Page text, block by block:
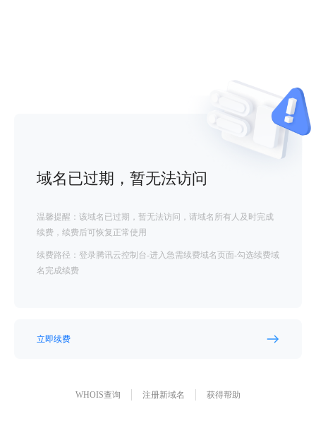
域名已过期，暂无法访问
温馨提醒：该域名已过期，暂无法访问，请域名所有人及时完成
续费，续费后可恢复正常使用
续费路径：登录腾讯云控制台-进入急需续费域名页面-勾选续费域
名完成续费
立即续费
WHOIS查询 注册新域名 获得帮助